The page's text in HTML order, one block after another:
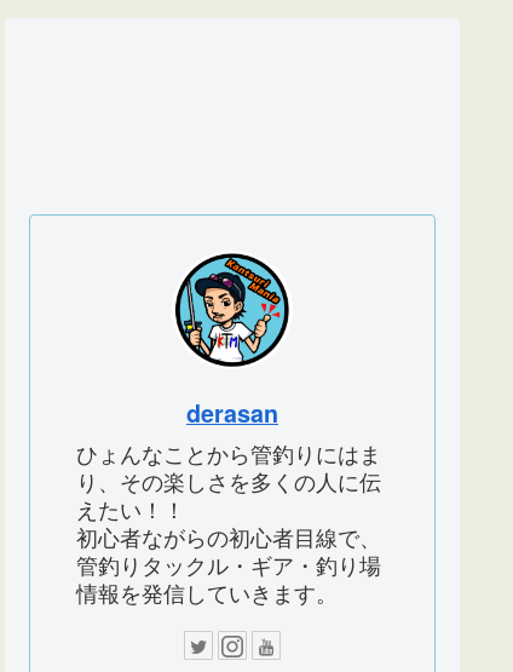
derasan
ひょんなことから管釣りにはま
り、その楽しさを多くの人に伝
えたい！！
初心者ながらの初心者目線で、
管釣りタックル・ギア・釣り場
情報を発信していきます。